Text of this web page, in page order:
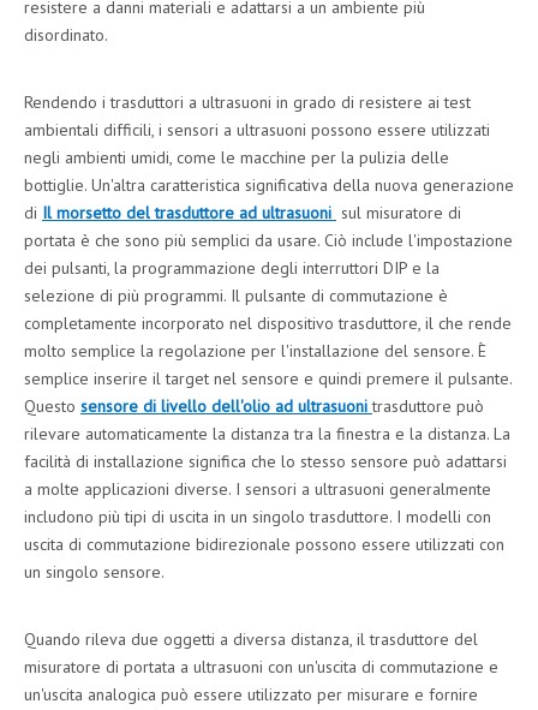
resistere a danni materiali e adattarsi a un ambiente più
disordinato.
Rendendo i trasduttori a ultrasuoni in grado di resistere ai test
ambientali difficili, i sensori a ultrasuoni possono essere utilizzati
negli ambienti umidi, come le macchine per la pulizia delle
bottiglie. Un'altra caratteristica significativa della nuova generazione
di Il morsetto del trasduttore ad ultrasuoni sul misuratore di
portata è che sono più semplici da usare. Ciò include l'impostazione
dei pulsanti, la programmazione degli interruttori DIP e la
selezione di più programmi. Il pulsante di commutazione è
completamente incorporato nel dispositivo trasduttore, il che rende
molto semplice la regolazione per l'installazione del sensore. È
semplice inserire il target nel sensore e quindi premere il pulsante.
Questo sensore di livello dell'olio ad ultrasuoni trasduttore può
rilevare automaticamente la distanza tra la finestra e la distanza. La
facilità di installazione significa che lo stesso sensore può adattarsi
a molte applicazioni diverse. I sensori a ultrasuoni generalmente
includono più tipi di uscita in un singolo trasduttore. I modelli con
uscita di commutazione bidirezionale possono essere utilizzati con
un singolo sensore.
Quando rileva due oggetti a diversa distanza, il trasduttore del
misuratore di portata a ultrasuoni con un'uscita di commutazione e
un'uscita analogica può essere utilizzato per misurare e fornire